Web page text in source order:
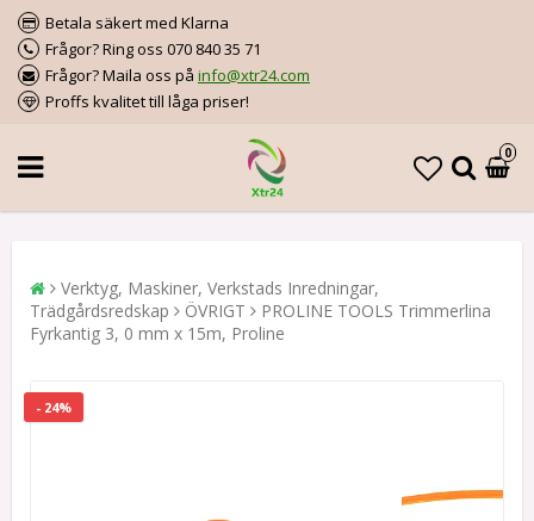
Betala säkert med Klarna
Frågor? Ring oss 070 840 35 71
Frågor? Maila oss på info@xtr24.com
Proffs kvalitet till låga priser!
0
Verktyg, Maskiner, Verkstads Inredningar,
Trädgårdsredskap
ÖVRIGT
PROLINE TOOLS Trimmerlina
Fyrkantig 3, 0 mm x 15m, Proline
- 24%